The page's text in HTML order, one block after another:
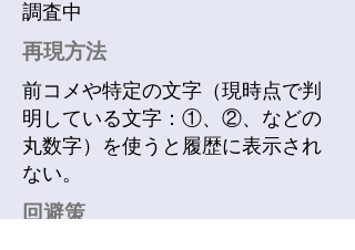
調査中
再現方法
前コメや特定の文字（現時点で判
明している文字：①、②、などの
丸数字）を使うと履歴に表示され
ない。
回避策